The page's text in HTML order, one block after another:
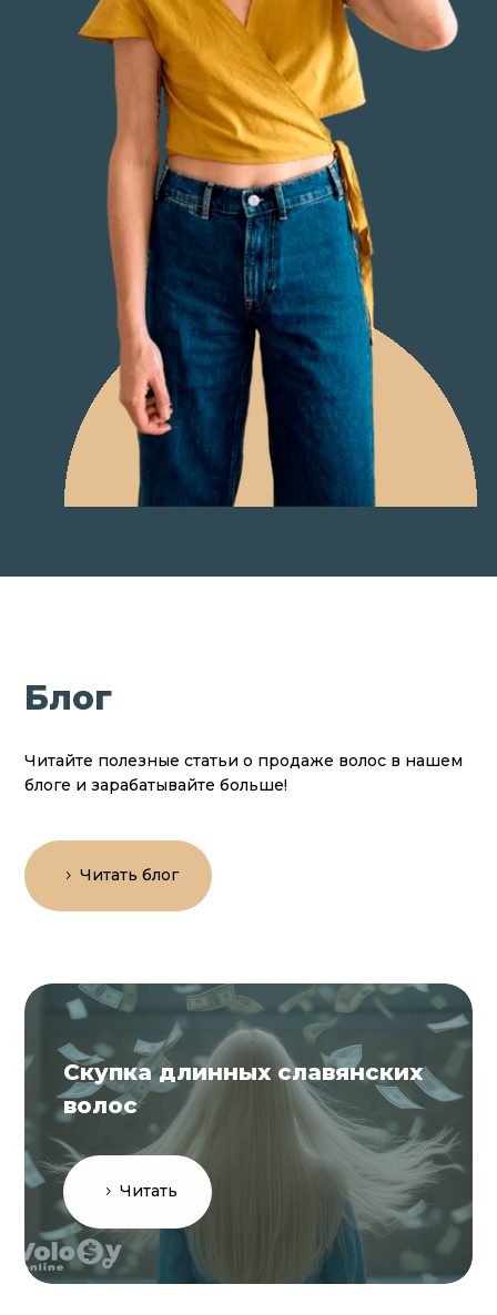
Блог
Читайте полезные статьи о продаже волос в нашем
блоге и зарабатывайте больше!
Читать блог
Скупка длинных славянских
волос
Читать